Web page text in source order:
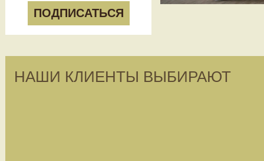
ПОДПИСАТЬСЯ
НАШИ КЛИЕНТЫ ВЫБИРАЮТ